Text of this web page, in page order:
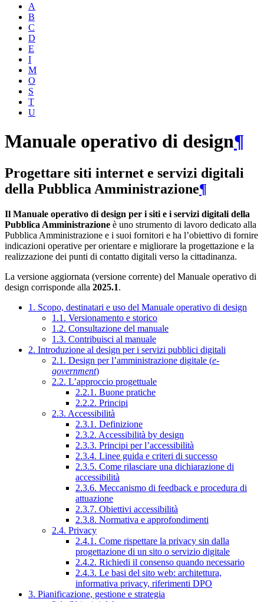
A
B
C
D
E
I
M
O
S
T
U
Manuale operativo di design¶
Progettare siti internet e servizi digitali
della Pubblica Amministrazione¶
Il Manuale operativo di design per i siti e i servizi digitali della
Pubblica Amministrazione è uno strumento di lavoro dedicato alla
Pubblica Amministrazione e i suoi fornitori e ha l’obiettivo di fornire
indicazioni operative per orientare e migliorare la progettazione e la
realizzazione dei punti di contatto digitali verso la cittadinanza.
La versione aggiornata (versione corrente) del Manuale operativo di
design corrisponde alla 2025.1.
1. Scopo, destinatari e uso del Manuale operativo di design
1.1. Versionamento e storico
1.2. Consultazione del manuale
1.3. Contribuisci al manuale
2. Introduzione al design per i servizi pubblici digitali
2.1. Design per l’amministrazione digitale (e-
government)
2.2. L’approccio progettuale
2.2.1. Buone pratiche
2.2.2. Principi
2.3. Accessibilità
2.3.1. Definizione
2.3.2. Accessibilità by design
2.3.3. Principi per l’accessibilità
2.3.4. Linee guida e criteri di successo
2.3.5. Come rilasciare una dichiarazione di
accessibilità
2.3.6. Meccanismo di feedback e procedura di
attuazione
2.3.7. Obiettivi accessibilità
2.3.8. Normativa e approfondimenti
2.4. Privacy
2.4.1. Come rispettare la privacy sin dalla
progettazione di un sito o servizio digitale
2.4.2. Richiedi il consenso quando necessario
2.4.3. Le basi del sito web: architettura,
informativa privacy, riferimenti DPO
3. Pianificazione, gestione e strategia